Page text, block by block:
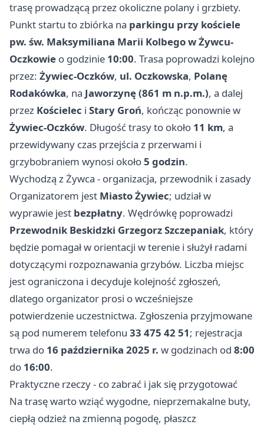
trasę prowadzącą przez okoliczne polany i grzbiety.
Punkt startu to zbiórka na parkingu przy kościele
pw. św. Maksymiliana Marii Kolbego w Żywcu-
Oczkowie o godzinie 10:00. Trasa poprowadzi kolejno
przez: Żywiec-Oczków, ul. Oczkowska, Polanę
Rodakówka, na Jaworzynę (861 m n.p.m.), a dalej
przez Kościelec i Stary Groń, kończąc ponownie w
Żywiec-Oczków. Długość trasy to około 11 km, a
przewidywany czas przejścia z przerwami i
grzybobraniem wynosi około5 godzin.
Wychodzą z Żywca - organizacja, przewodnik i zasady
Organizatorem jest Miasto Żywiec; udział w
wyprawie jest bezpłatny. Wędrówkę poprowadzi
Przewodnik Beskidzki Grzegorz Szczepaniak, który
będzie pomagał w orientacji w terenie i służył radami
dotyczącymi rozpoznawania grzybów. Liczba miejsc
jest ograniczona i decyduje kolejność zgłoszeń,
dlatego organizator prosi o wcześniejsze
potwierdzenie uczestnictwa. Zgłoszenia przyjmowane
są pod numerem telefonu 33 475 42 51; rejestracja
trwa do 16 października 2025 r. w godzinach od 8:00
do 16:00.
Praktyczne rzeczy - co zabrać i jak się przygotować
Na trasę warto wziąć wygodne, nieprzemakalne buty,
ciepłą odzież na zmienną pogodę, płaszcz